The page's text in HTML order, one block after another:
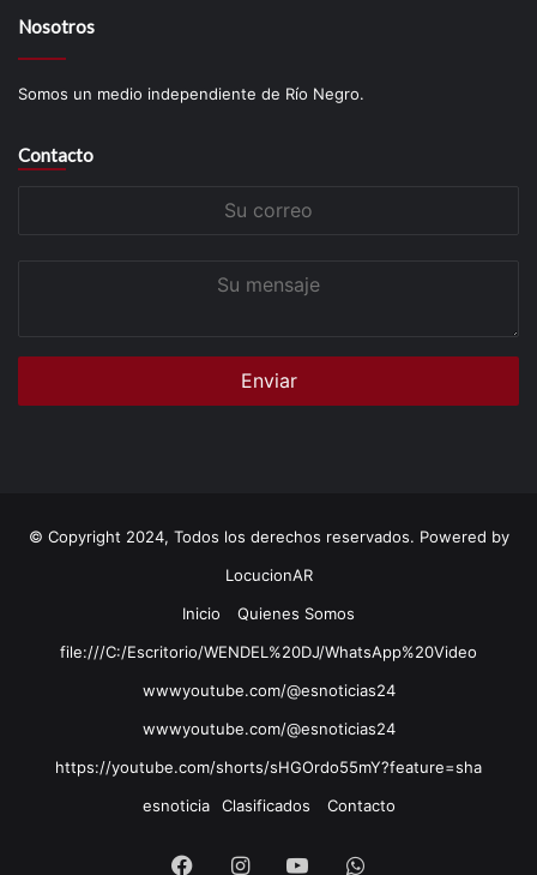
Nosotros
Somos un medio independiente de Río Negro.
Contacto
© Copyright 2024, Todos los derechos reservados. Powered by
LocucionAR
Inicio
Quienes Somos
file:///C:/Escritorio/WENDEL%20DJ/WhatsApp%20Video
wwwyoutube.com/@esnoticias24
wwwyoutube.com/@esnoticias24
https://youtube.com/shorts/sHGOrdo55mY?feature=sha
esnoticia
Clasificados Contacto
FacebookInstagramYoutubeWhatsapp